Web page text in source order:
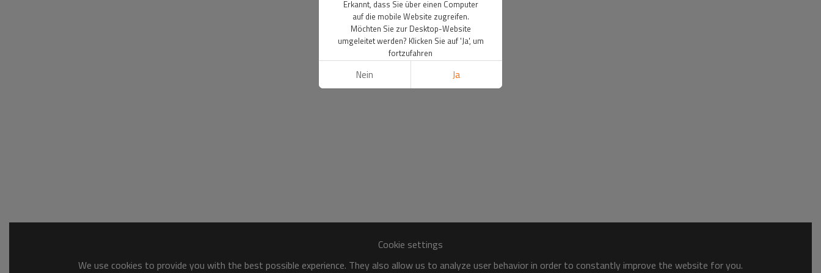
Cookie settings
We use cookies to provide you with the best possible experience. They also allow us to analyze user behavior in order to constantly improve the website for you.
Erkannt, dass Sie über einen Computer
auf die mobile Website zugreifen.
Möchten Sie zur Desktop-Website
umgeleitet werden? Klicken Sie auf 'Ja', um
fortzufahren
Nein Ja